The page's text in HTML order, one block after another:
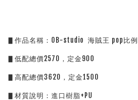
▋作品名稱：OB-studio  海賊王 pop比
▋低配總價2570，定金900
▋高配總價3620，定金1500
▋材質說明：進口樹脂+PU